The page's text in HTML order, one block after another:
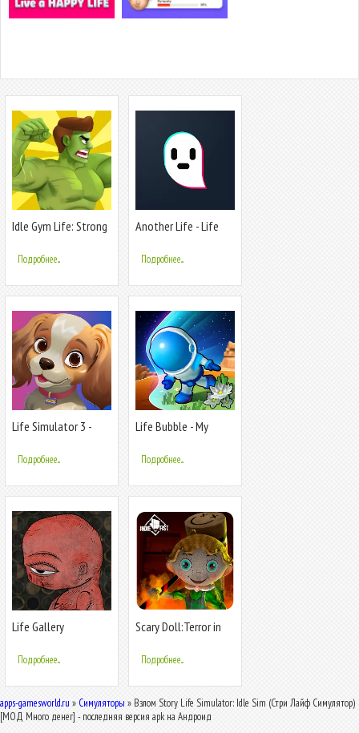
Idle Gym Life: Strong
Подробнее...
Another Life - Life
Подробнее...
Life Simulator 3 -
Подробнее...
Life Bubble - My
Подробнее...
Life Gallery
Подробнее...
Scary Doll:Terror in
Подробнее...
apps-gamesworld.ru » Симуляторы » Взлом Story Life Simulator: Idle Sim (Стри Лайф Симулятор)
[МОД Много денег] - последняя версия apk на Андроид